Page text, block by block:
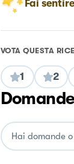
Fai
VOTA QUESTA
1 2